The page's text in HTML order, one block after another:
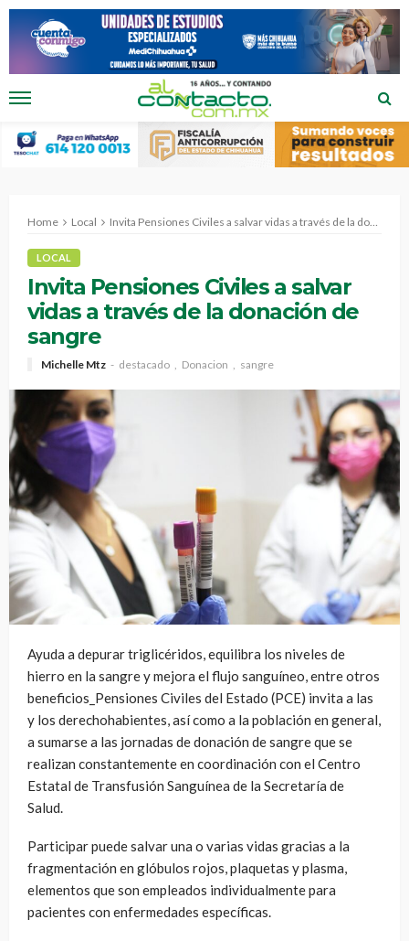
Home Local Invita Pensiones Civiles a salvar vidas a través de la donación de sangre
LOCAL
Invita Pensiones Civiles a salvar
vidas a través de la donación de
sangre
Michelle Mtz destacado Donacion sangre
Ayuda a depurar triglicéridos, equilibra los niveles de
hierro en la sangre y mejora el flujo sanguíneo, entre otros
beneficios_Pensiones Civiles del Estado (PCE) invita a las
y los derechohabientes, así como a la población en general,
a sumarse a las jornadas de donación de sangre que se
realizan constantemente en coordinación con el Centro
Estatal de Transfusión Sanguínea de la Secretaría de
Salud.
Participar puede salvar una o varias vidas gracias a la
fragmentación en glóbulos rojos, plaquetas y plasma,
elementos que son empleados individualmente para
pacientes con enfermedades específicas.